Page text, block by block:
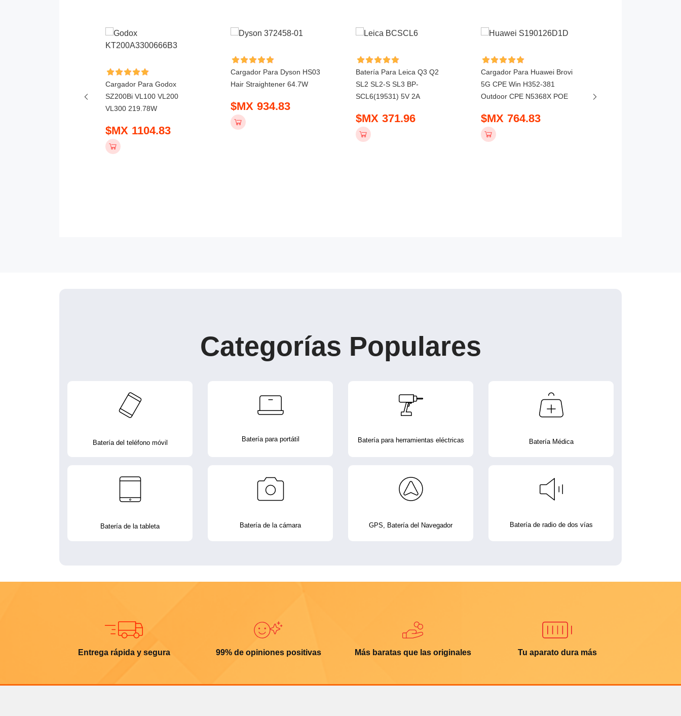
Cargador Para Godox
SZ200Bi VL100 VL200
VL300 219.78W
$MX 1104.83
Cargador Para Dyson HS03
Hair Straightener 64.7W
$MX 934.83
Batería Para Leica Q3 Q2
SL2 SL2-S SL3 BP-
SCL6(19531) 5V 2A
$MX 371.96
Cargador Para Huawei Brovi
5G CPE Win H352-381
Outdoor CPE N5368X POE
$MX 764.83
Categorías Populares
Batería del teléfono móvil Batería para portátil Batería para herramientas eléctricas Batería Médica
Batería de la tableta Batería de la cámara GPS, Batería del Navegador Batería de radio de dos vías
Entrega rápida y segura 99% de opiniones positivas Más baratas que las originales Tu aparato dura más